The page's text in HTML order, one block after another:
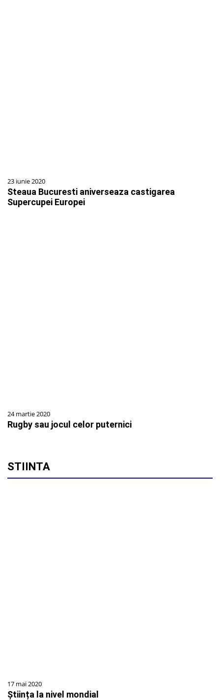
23 iunie 2020
Steaua Bucuresti aniverseaza castigarea
Supercupei Europei
24 martie 2020
Rugby sau jocul celor puternici
STIINTA
17 mai 2020
Știința la nivel mondial